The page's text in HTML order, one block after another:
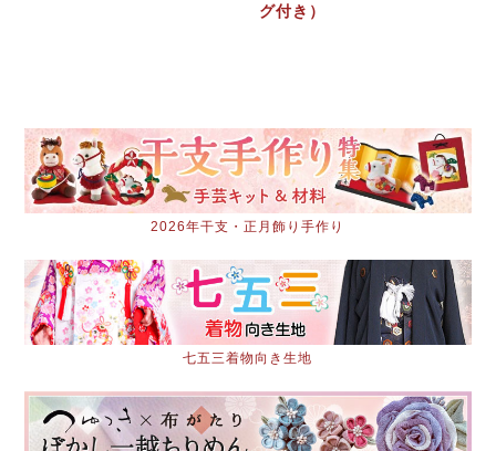
グ付き）
2026年干支・正月飾り手作り
七五三着物向き生地